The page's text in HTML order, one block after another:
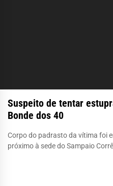
Suspeito de tentar
Bonde dos 40
Corpo do padrasto da vítima foi
próximo à sede do Sampaio